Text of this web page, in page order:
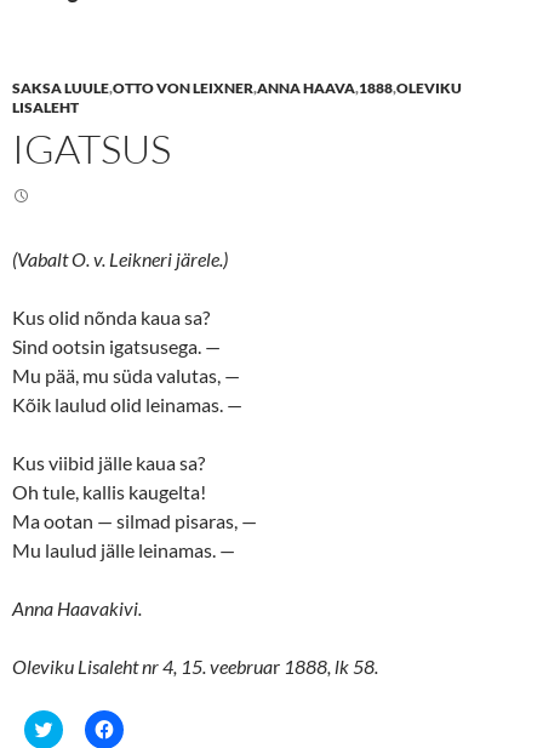
SAKSA LUULE,OTTO VON LEIXNER,ANNA HAAVA,1888,OLEVIKU
LISALEHT
IGATSUS
(Vabalt O. v. Leikneri järele.)
Kus olid nõnda kaua sa?
Sind ootsin igatsusega. —
Mu pää, mu süda valutas, —
Kõik laulud olid leinamas. —
Kus viibid jälle kaua sa?
Oh tule, kallis kaugelta!
Ma ootan — silmad pisaras, —
Mu laulud jälle leinamas. —
Anna Haavakivi.
Oleviku Lisaleht nr 4, 15. veebruar 1888, lk 58.
C
l
C
l